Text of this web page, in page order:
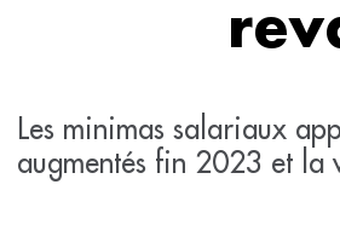
Les minimas salariaux
augmentés fin 2023 et la